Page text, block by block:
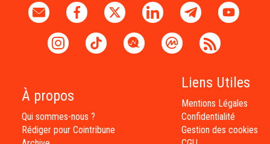
À propos
Qui sommes-nous ?
Rédiger pour Cointribune
Liens Utiles
Mentions Légales
Confidentialité
Gestion des cookies